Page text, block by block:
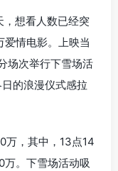
想看人数已经突
情电影。上映当
场次举行下雪场活
的浪漫仪式感拉
万，其中，13点14
。下雪场活动吸